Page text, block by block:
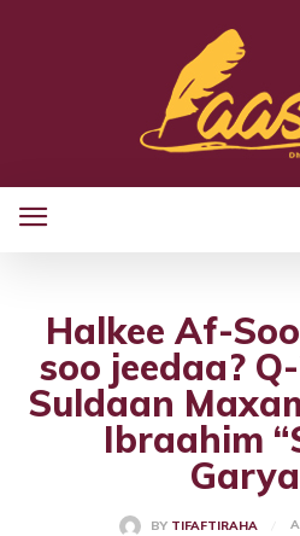
Halkee Af-
soo jeedaa?
Suldaan
Ibraahim
BY TIFAFTIRAHA